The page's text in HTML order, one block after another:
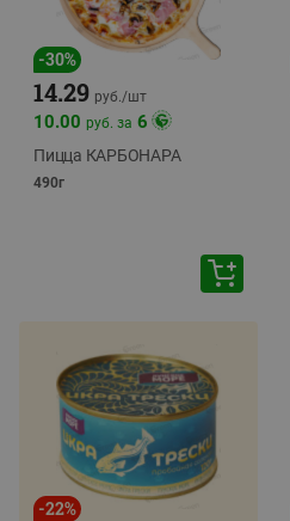
-30%
14.29 руб./шт
10.00 руб. за 6
Пицца КАРБОНАРА
490г
-22%